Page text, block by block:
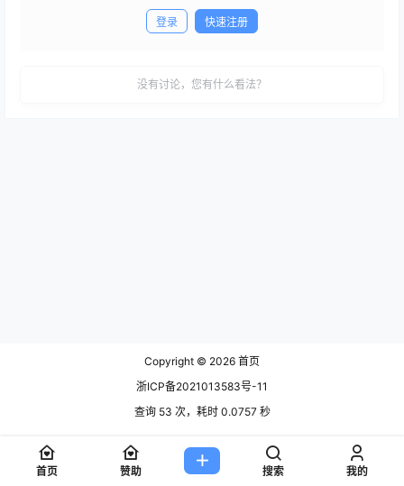
登录 快速注册
没有讨论，您有什么看法？
Copyright © 2026 首页
浙ICP备2021013583号-11
查询 53 次，耗时 0.0757 秒
首页 赞助 搜索 我的